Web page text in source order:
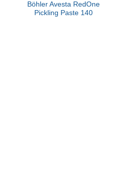
Böhler Avesta RedOne
Pickling Paste 140